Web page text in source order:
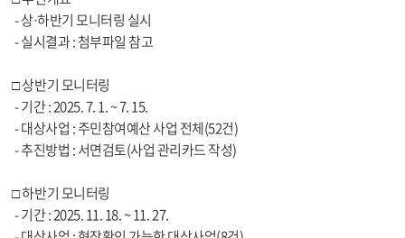
- 상·하반기 모니터링 실시
- 실시결과 : 첨부파일 참고
□ 상반기 모니터링
- 기간 : 2025. 7. 1. ~ 7. 15.
- 대상사업 : 주민참여예산 사업 전체(52건)
- 추진방법 : 서면검토(사업 관리카드 작성)
□ 하반기 모니터링
- 기간 : 2025. 11. 18. ~ 11. 27.